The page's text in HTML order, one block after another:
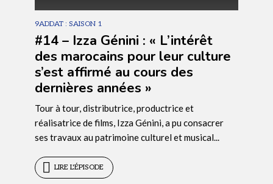
ÉPISODE 14
9ADDAT : SAISON 1
#14 – Izza Génini : « L’intérêt
des marocains pour leur culture
s’est affirmé au cours des
dernières années »
Tour à tour, distributrice, productrice et
réalisatrice de films, Izza Génini, a pu consacrer
ses travaux au patrimoine culturel et musical...
LIRE L'ÉPISODE